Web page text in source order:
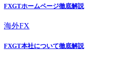
FXGTホームページ徹底解説
海外FX
FXGT本社について徹底解説